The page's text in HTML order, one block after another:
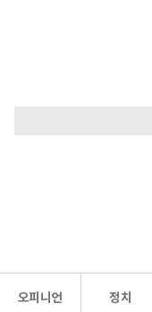
오피니언 정치